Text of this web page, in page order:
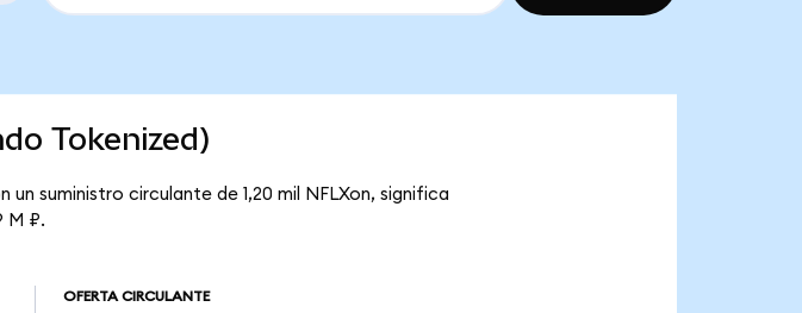
Tokenized)
suministro circulante de 1,20 mil NFLXon, significa
M ₽.
OFERTA CIRCULANTE